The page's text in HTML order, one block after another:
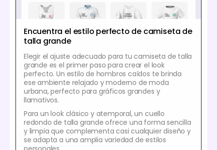
Encuentra el estilo perfecto de camiseta de
talla grande
Elegir el ajuste adecuado para tu camiseta de talla
grande es el primer paso para crear el look
perfecto. Un estilo de hombros caídos te brinda
ese ambiente relajado y moderno de moda
urbana, perfecto para gráficos grandes y
llamativos.
Para un look clásico y atemporal, un cuello
redondo de talla grande ofrece una forma sencilla
y limpia que complementa casi cualquier diseño y
se adapta a una amplia variedad de estilos